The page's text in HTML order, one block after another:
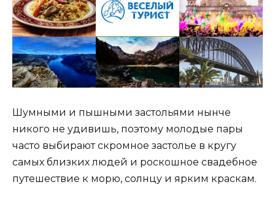
Шумными и пышными застольями нынче
никого не удивишь, поэтому молодые пары
часто выбирают скромное застолье в кругу
самых близких людей и роскошное свадебное
путешествие к морю, солнцу и ярким краскам.